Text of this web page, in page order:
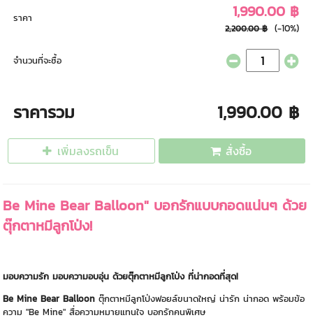
ราคา 1,990.00 ฿
2,200.00 ฿ (-10%)
จำนวนที่จะซื้อ
ราคารวม 1,990.00 ฿
เพิ่มลงรถเข็น สั่งซื้อ
Be Mine Bear Balloon" บอกรักแบบกอดแน่นๆ ด้วย
ตุ๊กตาหมีลูกโป่ง!
มอบความรัก มอบความอบอุ่น ด้วยตุ๊กตาหมีลูกโป่ง ที่น่ากอดที่สุด!
Be Mine Bear Balloon ตุ๊กตาหมีลูกโป่งฟอยล์ขนาดใหญ่ น่ารัก น่ากอด พร้อมข้อ
ความ "Be Mine" สื่อความหมายแทนใจ บอกรักคนพิเศษ